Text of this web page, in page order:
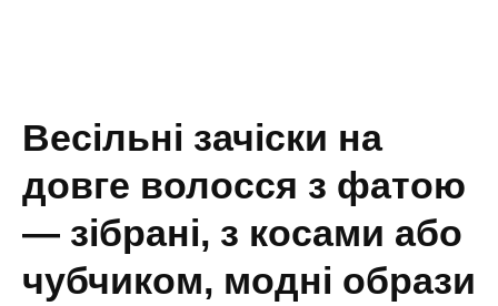
Весільні зачіски на
довге волосся з фатою
— зібрані, з косами або
чубчиком, модні образи